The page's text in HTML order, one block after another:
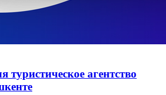
туристическое агентство